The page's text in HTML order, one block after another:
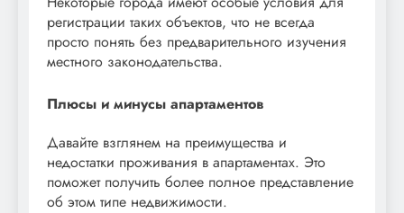
регистрации таких объектов, что не всегда
просто понять без предварительного изучения
местного законодательства.
Плюсы и минусы апартаментов
Давайте взглянем на преимущества и
недостатки проживания в апартаментах. Это
поможет получить более полное представление
об этом типе недвижимости.